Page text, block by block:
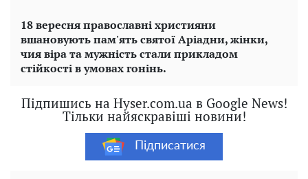
18 вересня православні християни
вшановують пам'ять святої Аріадни, жінки,
чия віра та мужність стали прикладом
стійкості в умовах гонінь.
Підпишись на Hyser.com.ua в Google News!
Тільки найяскравіші новини!
Підписатися